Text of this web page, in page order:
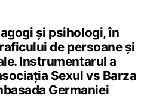
și psihologi, în
de persoane și
Instrumentarul a
Sexul vs Barza
Germaniei